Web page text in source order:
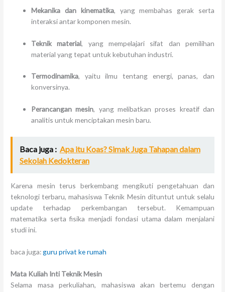
Mekanika dan kinematika, yang membahas gerak serta
interaksi antar komponen mesin.
Teknik material, yang mempelajari sifat dan pemilihan
material yang tepat untuk kebutuhan industri.
Termodinamika, yaitu ilmu tentang energi, panas, dan
konversinya.
Perancangan mesin, yang melibatkan proses kreatif dan
analitis untuk menciptakan mesin baru.
Baca juga : Apa itu Koas? Simak Juga Tahapan dalam
Sekolah Kedokteran
Karena mesin terus berkembang mengikuti pengetahuan dan
teknologi terbaru, mahasiswa Teknik Mesin dituntut untuk selalu
update terhadap perkembangan tersebut. Kemampuan
matematika serta fisika menjadi fondasi utama dalam menjalani
studi ini.
baca juga:guru privat ke rumah
Mata Kuliah Inti Teknik Mesin
Selama masa perkuliahan, mahasiswa akan bertemu dengan